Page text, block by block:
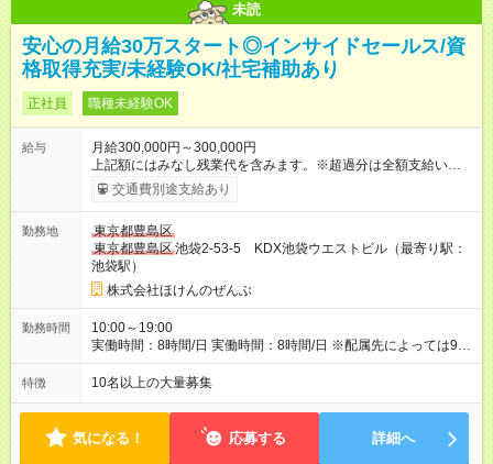
未読
安心の月給30万スタート◎インサイドセールス/資
格取得充実/未経験OK/社宅補助あり
正社員 職種未経験OK
給与
月給300,000円～300,000円
上記額にはみなし残業代を含みます。※超過分は全額支給いたし
ます。 みなし残業代 45,990円／月 みなし残業時間 30時間／月
月給300,000円～ ＋インセンティブ＋資格手当 【固定残業代に
過分は追加支給いたします。 ・入社1ヶ月目：固定残業
代 45,990円～含む ・2～3ヶ月目 ：固定残業代 49,667円～含む
・4～12ヶ月目：固定残業代 55,167円～含む 【試用期間】試用
期間あり 試用期間の長さ：6ヶ月 ※ 雇用形態と給与に、本採用
時と異なる部分があります。 雇用形態：本採用時と同じです。
給与：月給 250,000円 ～ 300,000円 上記額にはみなし残業代を
含みます。※超過分は全額支給いたします。 みなし残業
で、その間の雇用形態は正社員です。そのほかの条件に変更は
ありません。 ※入社から1ヶ月は研修期間として月給25万円～
※2～3ヶ月目は月給27万円～、4～12ヶ月目は月給30万円 ※上
記は最低保証給となります。 ※上記には固定残業代（30時間
分、入社1ヶ月：45,990円～、2～3ヶ月目：49,667円～、4～12
交通費別途支給あり
勤務地
東京都豊島区
東京都豊島区池袋2-53-5 KDX池袋ウエストビル（最寄り駅：
池袋駅）
株式会社ほけんのぜんぶ
勤務時間
10:00～19:00
実働時間：8時間/日 実働時間：8時間/日 ※配属先によっては9：
00～18：00、11：00～20：00の勤務時間も有。
特徴 10名以上の大量募集
気になる！ 応募する 詳細へ